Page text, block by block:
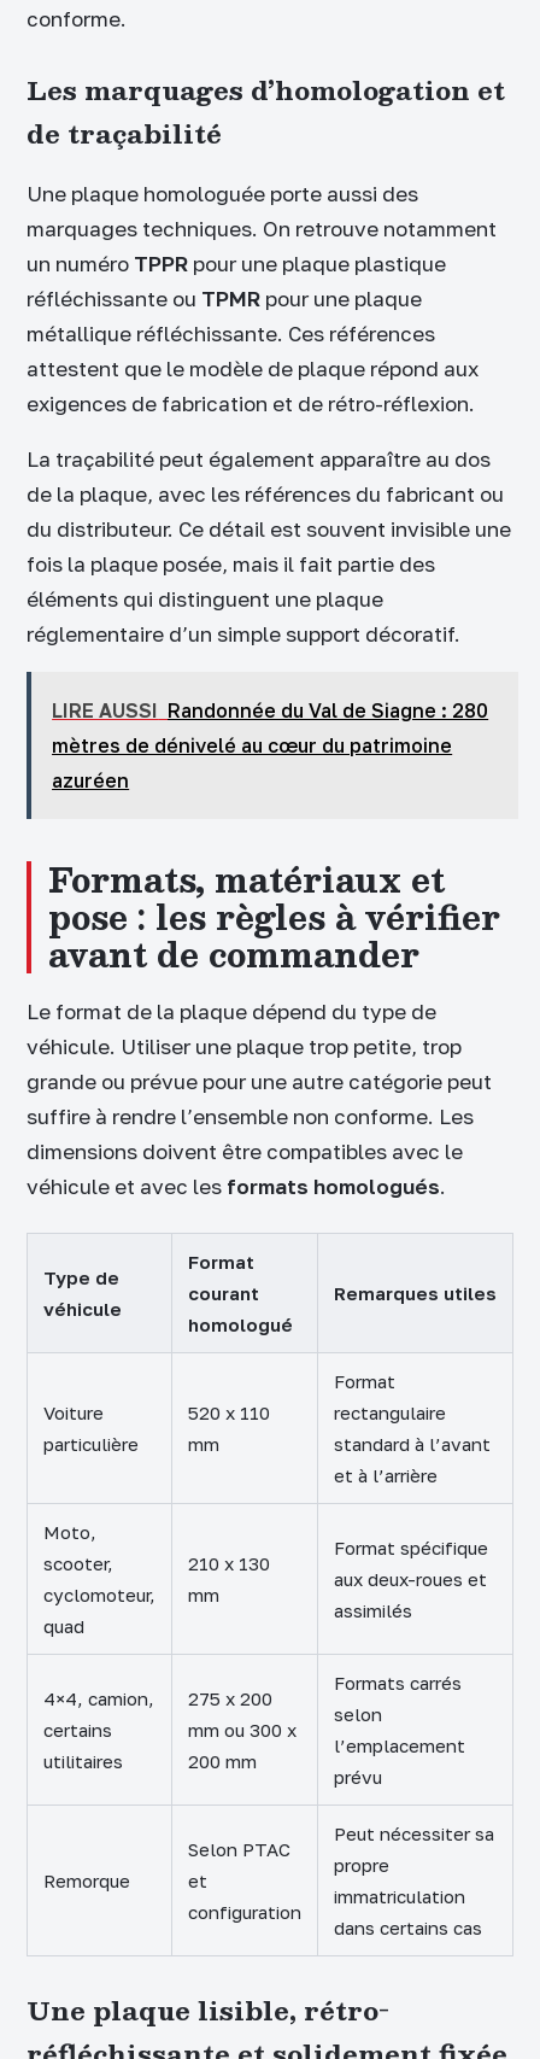
conforme.
Les marquages d’homologation et
de traçabilité
Une plaque homologuée porte aussi des
marquages techniques. On retrouve notamment
un numéro TPPR pour une plaque plastique
réfléchissante ou TPMR pour une plaque
métallique réfléchissante. Ces références
attestent que le modèle de plaque répond aux
exigences de fabrication et de rétro-réflexion.
La traçabilité peut également apparaître au dos
de la plaque, avec les références du fabricant ou
du distributeur. Ce détail est souvent invisible une
fois la plaque posée, mais il fait partie des
éléments qui distinguent une plaque
réglementaire d’un simple support décoratif.
LIRE AUSSI Randonnée du Val de Siagne : 280
mètres de dénivelé au cœur du patrimoine
azuréen
Formats, matériaux et
pose : les règles à vérifier
avant de commander
Le format de la plaque dépend du type de
véhicule. Utiliser une plaque trop petite, trop
grande ou prévue pour une autre catégorie peut
suffire à rendre l’ensemble non conforme. Les
dimensions doivent être compatibles avec le
véhicule et avec les formats homologués.
Type de
véhicule
Format
courant
homologué
Remarques utiles
Voiture
particulière
520 x 110
mm
Format
rectangulaire
standard à l’avant
et à l’arrière
Moto,
scooter,
cyclomoteur,
quad
210 x 130
mm
Format spécifique
aux deux-roues et
assimilés
4×4, camion,
certains
utilitaires
275 x 200
mm ou 300 x
200 mm
Formats carrés
selon
l’emplacement
prévu
Remorque
Selon PTAC
et
configuration
Peut nécessiter sa
propre
immatriculation
dans certains cas
Une plaque lisible, rétro-